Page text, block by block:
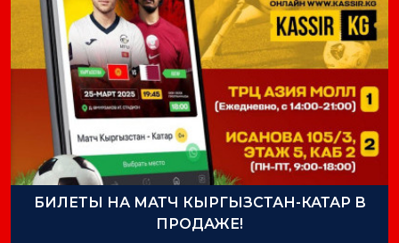
БИЛЕТЫ НА МАТЧ КЫРГЫЗСТАН-КАТАР В
ПРОДАЖЕ!